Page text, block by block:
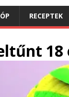
RECEPTEK